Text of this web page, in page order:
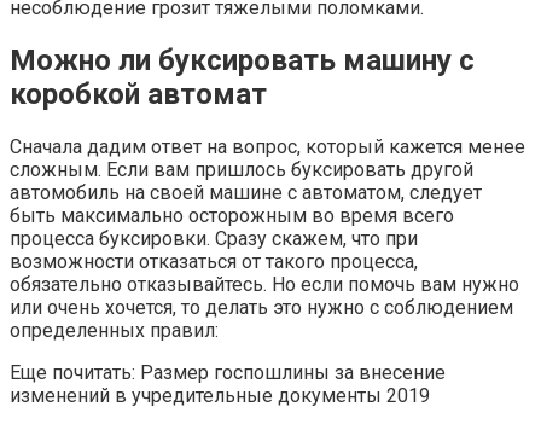
несоблюдение грозит тяжелыми поломками.
Можно ли буксировать машину с
коробкой автомат
Сначала дадим ответ на вопрос, который кажется менее
сложным. Если вам пришлось буксировать другой
автомобиль на своей машине с автоматом, следует
быть максимально осторожным во время всего
процесса буксировки. Сразу скажем, что при
возможности отказаться от такого процесса,
обязательно отказывайтесь. Но если помочь вам нужно
или очень хочется, то делать это нужно с соблюдением
определенных правил:
Еще почитать: Размер госпошлины за внесение
изменений в учредительные документы 2019